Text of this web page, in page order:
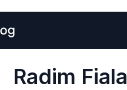
Radim Fiala